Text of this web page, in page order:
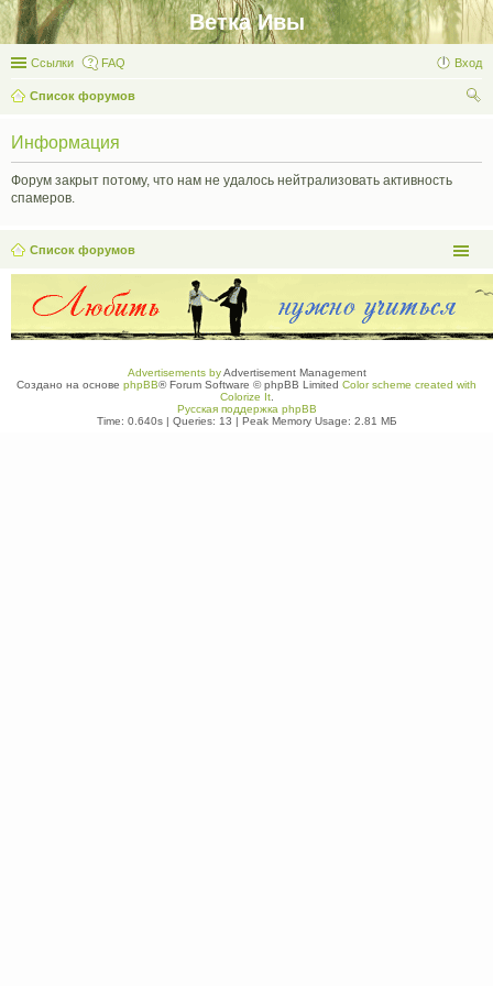
Ветка Ивы
Ссылки FAQ Вход
Список форумов
Информация
Форум закрыт потому, что нам не удалось нейтрализовать активность
спамеров.
Список форумов
Advertisements byAdvertisement Management
Создано на основе phpBB® Forum Software © phpBB Limited Color scheme created with
Colorize It.
Русская поддержка phpBB
Time: 0.640s| Queries: 13 | Peak Memory Usage: 2.81 МБ